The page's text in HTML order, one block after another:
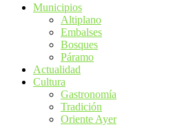
Municipios
Altiplano
Embalses
Bosques
Páramo
Actualidad
Cultura
Gastronomía
Tradición
Oriente Ayer